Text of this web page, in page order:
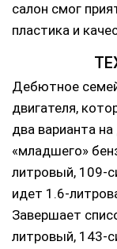
салон смог
пластика и
Дебютное
двигателя,
два варианта
«младшего»
литровый, 109-
идет 1.6-
Завершает
литровый, 143-